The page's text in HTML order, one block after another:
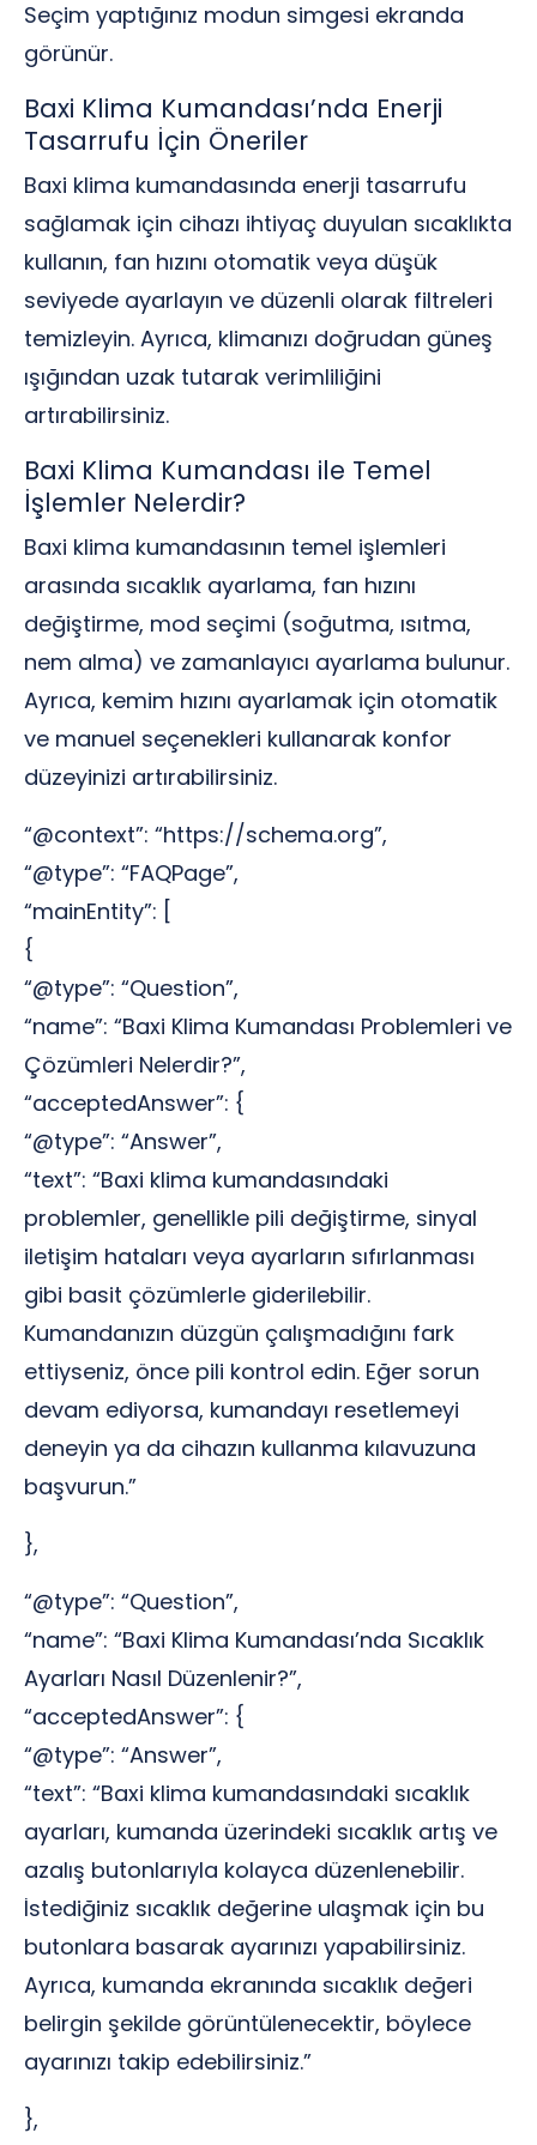
Seçim yaptığınız modun simgesi ekranda
görünür.
Baxi Klima Kumandası’nda Enerji
Tasarrufu İçin Öneriler
Baxi klima kumandasında enerji tasarrufu
sağlamak için cihazı ihtiyaç duyulan sıcaklıkta
kullanın, fan hızını otomatik veya düşük
seviyede ayarlayın ve düzenli olarak filtreleri
temizleyin. Ayrıca, klimanızı doğrudan güneş
ışığından uzak tutarak verimliliğini
artırabilirsiniz.
Baxi Klima Kumandası ile Temel
İşlemler Nelerdir?
Baxi klima kumandasının temel işlemleri
arasında sıcaklık ayarlama, fan hızını
değiştirme, mod seçimi (soğutma, ısıtma,
nem alma) ve zamanlayıcı ayarlama bulunur.
Ayrıca, kemim hızını ayarlamak için otomatik
ve manuel seçenekleri kullanarak konfor
düzeyinizi artırabilirsiniz.
“@context”: “https://schema.org”,
“@type”: “FAQPage”,
“mainEntity”: [
{
“@type”: “Question”,
“name”: “Baxi Klima Kumandası Problemleri ve
Çözümleri Nelerdir?”,
“acceptedAnswer”: {
“@type”: “Answer”,
“text”: “Baxi klima kumandasındaki
problemler, genellikle pili değiştirme, sinyal
iletişim hataları veya ayarların sıfırlanması
gibi basit çözümlerle giderilebilir.
Kumandanızın düzgün çalışmadığını fark
ettiyseniz, önce pili kontrol edin. Eğer sorun
devam ediyorsa, kumandayı resetlemeyi
deneyin ya da cihazın kullanma kılavuzuna
başvurun.”
},
“@type”: “Question”,
“name”: “Baxi Klima Kumandası’nda Sıcaklık
Ayarları Nasıl Düzenlenir?”,
“acceptedAnswer”: {
“@type”: “Answer”,
“text”: “Baxi klima kumandasındaki sıcaklık
ayarları, kumanda üzerindeki sıcaklık artış ve
azalış butonlarıyla kolayca düzenlenebilir.
İstediğiniz sıcaklık değerine ulaşmak için bu
butonlara basarak ayarınızı yapabilirsiniz.
Ayrıca, kumanda ekranında sıcaklık değeri
belirgin şekilde görüntülenecektir, böylece
ayarınızı takip edebilirsiniz.”
},